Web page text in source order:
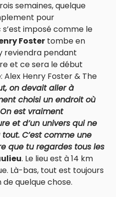
semaines, quelque
pour
imposé comme le
Foster tombe en
reviendra pendant
et ce sera le début
Alex Henry Foster & The
on devait aller à
choisi un endroit où
est vraiment
et d’un univers qui ne
C’est comme une
que tu regardes tous les
. Le lieu est à 14 km
Là-bas, tout est toujours
quelque chose.